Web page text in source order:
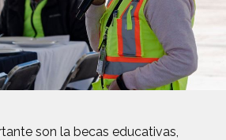
son la becas educativas,